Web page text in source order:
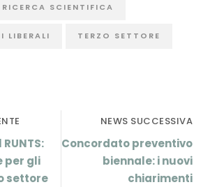
SCIENTIFICA
LIBERALI TERZO SETTORE
per gli
settore
NEWS SUCCESSIVA
Concordato preventivo
biennale: i nuovi
chiarimenti